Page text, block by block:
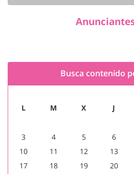
Busca contenido
L M X J
3
4 5 6
10
11 12 13
17
18 19 20